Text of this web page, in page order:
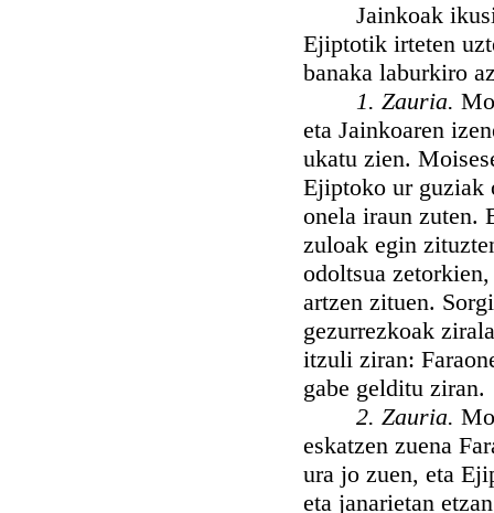
Jainkoak
Ejiptotik irteten
banaka laburkiro
1. Zauria.
eta Jainkoaren
ukatu zien.
Ejiptoko ur guziak
onela iraun zuten.
zuloak egin
odoltsua
artzen zituen.
gezurrezkoak
itzuli ziran:
gabe gelditu ziran.
2. Zauria.
eskatzen zuena
ura jo zuen, eta
eta janarietan